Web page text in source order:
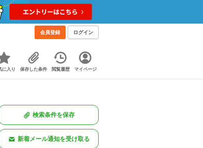
会員登録 ログイン
に入り 保存した条件 閲覧履歴 マイページ
検索条件を保存
新着メール通知を受け取る